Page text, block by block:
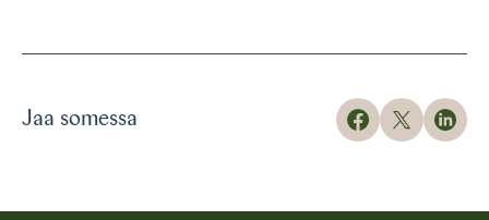
Jaa somessa